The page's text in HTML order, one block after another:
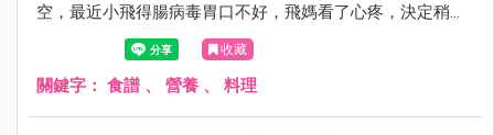
空，最近小飛得腸病毒胃口不好，飛媽看了心疼，決定稍微
改良做幾個給小飛。配方是參考多個食譜後改良而來，真的
很簡單零難度，不需要烤箱就可以完成，大家可以在家試試
看.....
收藏
關鍵字： 食譜 、 營養 、 料理